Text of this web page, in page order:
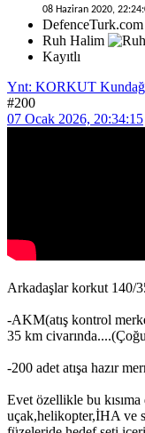
08 Haziran 2020,
DefenceTurk.com
Ruh Halim
Kayıtlı
Ynt: KORKUT
#200
07 Ocak 2026, 20:34:15
Arkadaşlar korkut 140/
-AKM(atış kontrol
35 km
-200 adet atışa hazır
Evet özellikle bu
uçak,helikopter,İHA ve